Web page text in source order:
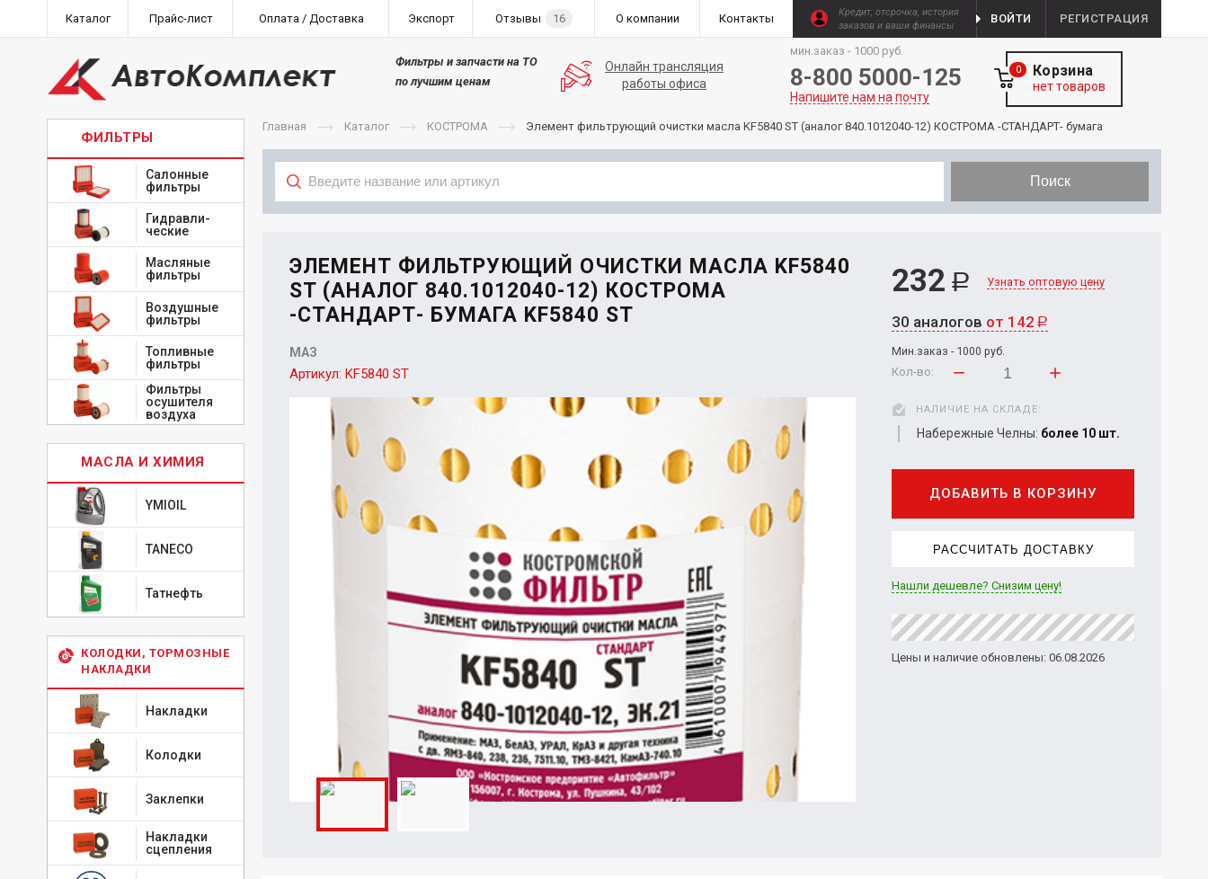
Каталог Прайс-лист Оплата / Доставка Экспорт Отзывы 16 О компании Контакты
Кредит, отсрочка, история
заказов и ваши финансы
ВОЙТИ РЕГИСТРАЦИЯ
Фильтры и запчасти на ТО
по лучшим ценам
Онлайн трансляция
работы офиса
мин.заказ - 1000 руб.
8-800 5000-125
Напишите нам на почту
Корзина
0
нет товаров
ФИЛЬТРЫ
Салонные
фильтры
Гидравли-
ческие
Масляные
фильтры
Воздушные
фильтры
Топливные
фильтры
Фильтры
осушителя
воздуха
МАСЛА И ХИМИЯ
YMIOIL
TANECO
Татнефть
КОЛОДКИ, ТОРМОЗНЫЕ
НАКЛАДКИ
Накладки
Колодки
Заклепки
Накладки
сцепления
Главная Каталог КОСТРОМА Элемент фильтрующий очистки масла KF5840 ST (аналог 840.1012040-12) КОСТРОМА -СТАНДАРТ- бумага
Поиск
ЭЛЕМЕНТ ФИЛЬТРУЮЩИЙ ОЧИСТКИ МАСЛА KF5840
ST (АНАЛОГ 840.1012040-12) КОСТРОМА
-СТАНДАРТ- БУМАГА KF5840 ST
МАЗ
Артикул: KF5840 ST
232 Р Узнать оптовую цену
30 аналогов от 142 Р
Мин.заказ - 1000 руб.
Кол-во:
НАЛИЧИЕ НА СКЛАДЕ:
Набережные Челны: более 10 шт.
ДОБАВИТЬ В КОРЗИНУ
РАССЧИТАТЬ ДОСТАВКУ
Нашли дешевле? Снизим цену!
Цены и наличие обновлены: 06.08.2026